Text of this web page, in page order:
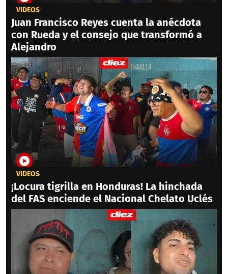
VIDEOS
Juan Francisco Reyes cuenta la anécdota
con Rueda y el consejo que transformó a
Alejandro
VIDEOS
¡Locura tigrilla en Honduras! La hinchada
del FAS enciende el Nacional Chelato Uclés